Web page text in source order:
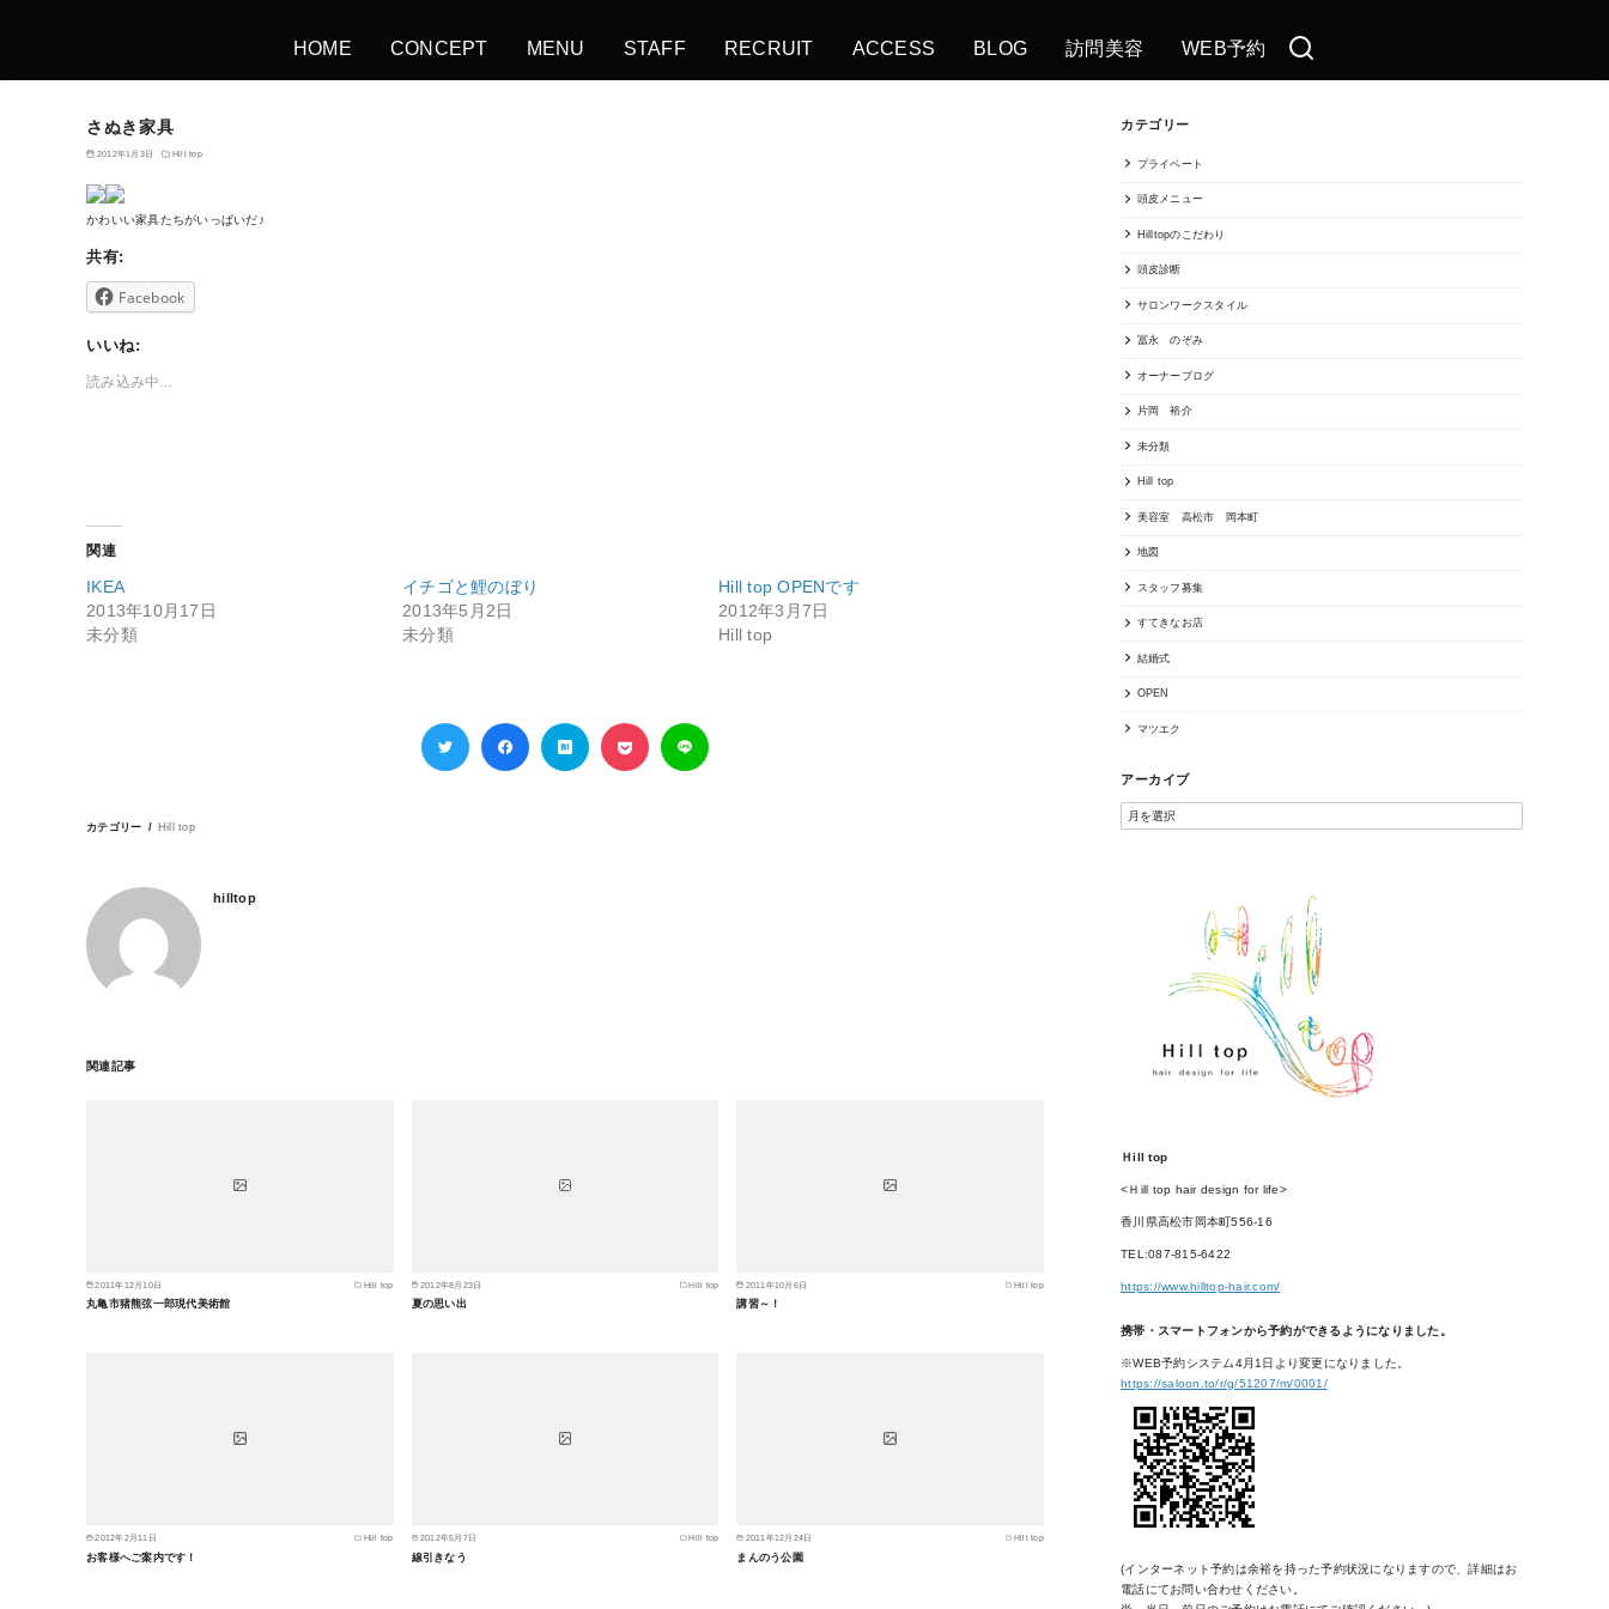
HOME CONCEPT MENU STAFF RECRUIT ACCESS BLOG 訪問美容 WEB予約
さぬき家具
2012年1月3日 Hill top
かわいい家具たちがいっぱいだ♪
共有:
Facebook
いいね:
読み込み中...
関連
IKEA
2013年10月17日
未分類
イチゴと鯉のぼり
2013年5月2日
未分類
Hill top OPENです
2012年3月7日
Hill top
カテゴリー Hill top
hilltop
関連記事
2011年12月10日 Hill top
丸亀市猪熊弦一郎現代美術館
2012年8月23日 Hill top
夏の思い出
2011年10月6日 Hill top
講習～！
2012年2月11日 Hill top
お客様へご案内です！
2012年5月7日 Hill top
線引きなう
2011年12月24日 Hill top
まんのう公園
カテゴリー
プライベート
頭皮メニュー
Hilltopのこだわり
頭皮診断
サロンワークスタイル
冨永 のぞみ
オーナーブログ
片岡 裕介
未分類
Hill top
美容室 高松市 岡本町
地図
スタッフ募集
すてきなお店
結婚式
OPEN
マツエク
アーカイブ
Ｈill top
<Ｈill top hair design for life>
香川県高松市岡本町556-16
TEL:087-815-6422
https://www.hilltop-hair.com/
携帯・スマートフォンから予約ができるようになりました。
※WEB予約システム4月1日より変更になりました。
https://saloon.to/r/g/51207/m/0001/
(インターネット予約は余裕を持った予約状況になりますので、詳細はお
電話にてお問い合わせください。